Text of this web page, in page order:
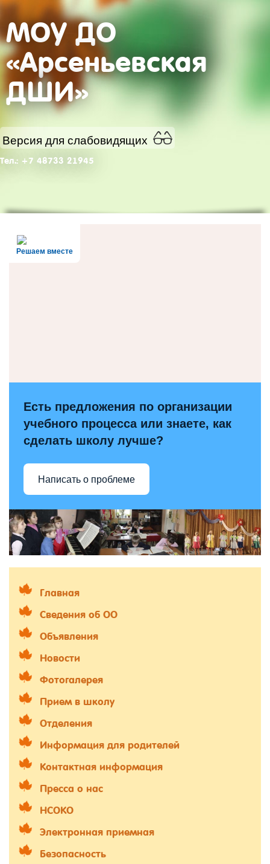
МОУ ДО
«Арсеньевская
ДШИ»
Версия для слабовидящих
Тел.: +7 48733 21945
Решаем вместе
Есть предложения по организации
учебного процесса или знаете, как
сделать школу лучше?
Написать о проблеме
Главная
Сведения об ОО
Объявления
Новости
Фотогалерея
Прием в школу
Отделения
Информация для родителей
Контактная информация
Пресса о нас
НСОКО
Электронная приемная
Безопасность